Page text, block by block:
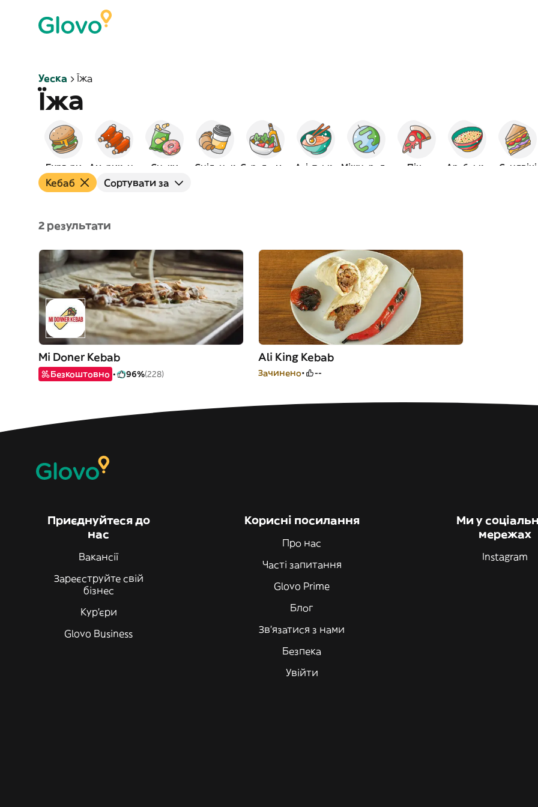
Уеска Їжа
Їжа
Бургери Снеки Сніданок Азіатська Піца Арабська Сендвічі
Кебаб Сортувати за
2 результати
Mi Doner Kebab
Безкоштовно 96%(228)
Ali King Kebab
Зачинено --
Приєднуйтеся до
нас
Вакансії
Зареєструйте свій
бізнес
Кур'єри
Glovo Business
Корисні посилання
Про нас
Часті запитання
Glovo Prime
Блог
Зв'язатися з нами
Безпека
Увійти
Ми у
мережах
Instagram